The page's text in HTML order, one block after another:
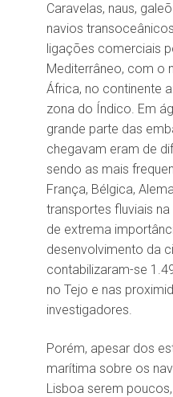
Caravelas, naus,
navios
ligações comerciais
Mediterrâneo, com o
África, no continente
zona do Índico. Em
grande parte das
chegavam eram de
sendo as mais
França, Bélgica,
transportes fluviais
de extrema
desenvolvimento da
contabilizaram-se
no Tejo e nas
investigadores.
Porém, apesar dos
marítima sobre os
Lisboa serem